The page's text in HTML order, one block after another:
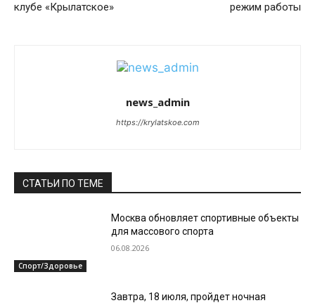
клубе «Крылатское»
режим работы
news_admin
https://krylatskoe.com
СТАТЬИ ПО ТЕМЕ
Спорт/Здоровье
Москва обновляет спортивные объекты
для массового спорта
06.08.2026
Завтра, 18 июля, пройдет ночная